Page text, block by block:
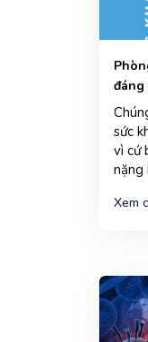
đáng
sức
vì cứ
nặng
Xem